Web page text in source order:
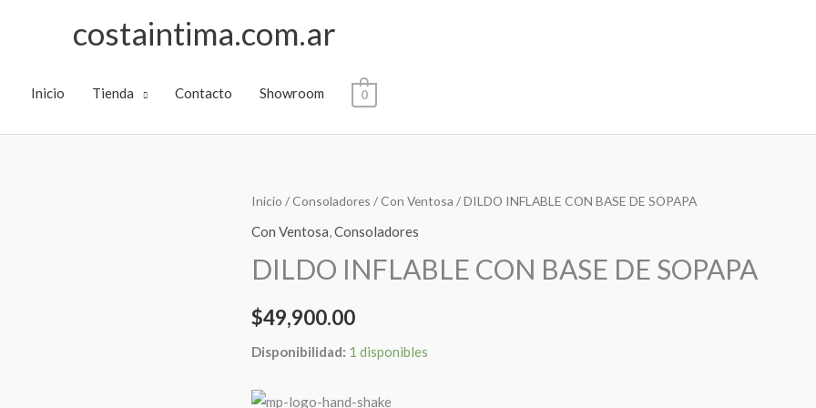
costaintima.com.ar
Inicio Tienda Contacto Showroom 0
Inicio /Consoladores /Con Ventosa / DILDO INFLABLE CON BASE DE SOPAPA
Con Ventosa,Consoladores
DILDO INFLABLE CON BASE DE SOPAPA
$49,900.00
Disponibilidad: 1 disponibles
DILDO
INFLABLE
BASE
SOPAPA
cantidad